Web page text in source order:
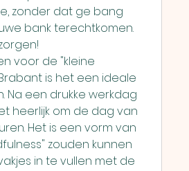
zonder dat ge bang
bank terechtkomen.
voor de "kleine
is het een ideale
Na een drukke werkdag
heerlijk om de dag van
Het is een vorm van
zouden kunnen
in te vullen met de